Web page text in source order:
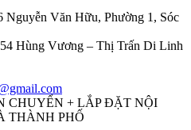
Nguyễn Văn Hữu, Phường 1, Sóc
Hùng Vương – Thị Trấn Di Linh
CHUYỂN + LẮP ĐẶT NỘI
THÀNH PHỐ